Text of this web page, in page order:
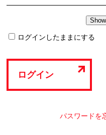
ログインしたままにする
ログイン
パスワードを